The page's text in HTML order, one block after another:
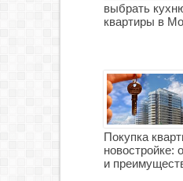
выбрать
квартиры в
Покупка
новостройке:
и